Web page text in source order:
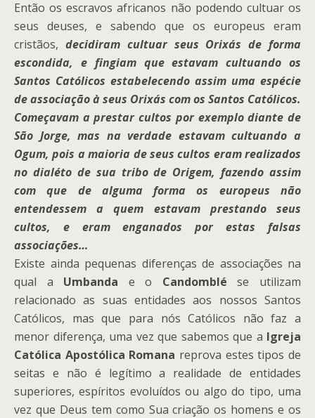
Então os escravos africanos não podendo cultuar os
seus deuses, e sabendo que os europeus eram
cristãos, decidiram cultuar seus Orixás de forma
escondida, e fingiam que estavam cultuando os
Santos Católicos estabelecendo assim uma espécie
de associação à seus Orixás com os Santos Católicos.
Começavam a prestar cultos por exemplo diante de
São Jorge, mas na verdade estavam cultuando a
Ogum, pois a maioria de seus cultos eram realizados
no dialéto de sua tribo de Origem, fazendo assim
com que de alguma forma os europeus não
entendessem a quem estavam prestando seus
cultos, e eram enganados por estas falsas
associações…
Existe ainda pequenas diferenças de associações na
qual a Umbanda e o Candomblé se utilizam
relacionado as suas entidades aos nossos Santos
Católicos, mas que para nós Católicos não faz a
menor diferença, uma vez que sabemos que a Igreja
Católica Apostólica Romana reprova estes tipos de
seitas e não é legítimo a realidade de entidades
superiores, espíritos evoluídos ou algo do tipo, uma
vez que Deus tem como Sua criação os homens e os